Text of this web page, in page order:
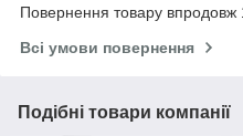
Повернення товару впродовж
Всі умови повернення
Подібні товари компанії